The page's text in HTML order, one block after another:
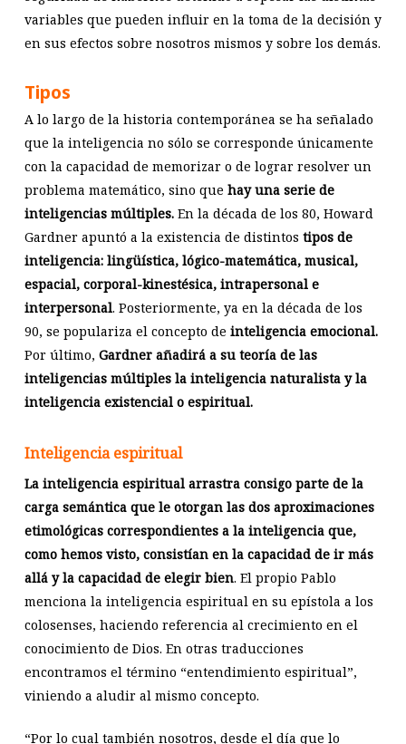
variables que pueden influir en la toma de la decisión y
en sus efectos sobre nosotros mismos y sobre los demás.
Tipos
A lo largo de la historia contemporánea se ha señalado
que la inteligencia no sólo se corresponde únicamente
con la capacidad de memorizar o de lograr resolver un
problema matemático, sino que hay una serie de
inteligencias múltiples.En la década de los 80, Howard
Gardner apuntó a la existencia de distintos tipos de
inteligencia: lingüística, lógico-matemática, musical,
espacial, corporal-kinestésica, intrapersonal e
interpersonal. Posteriormente, ya en la década de los
90, se populariza el concepto de inteligencia emocional.
Por último, Gardner añadirá a su teoría de las
inteligencias múltiples la inteligencia naturalista y la
inteligencia existencial o espiritual.
Inteligencia espiritual
La inteligencia espiritual arrastra consigo parte de la
carga semántica que le otorgan las dos aproximaciones
etimológicas correspondientes a la inteligencia que,
como hemos visto, consistían en la capacidad de ir más
allá y la capacidad de elegir bien. El propio Pablo
menciona la inteligencia espiritual en su epístola a los
colosenses, haciendo referencia al crecimiento en el
conocimiento de Dios. En otras traducciones
encontramos el término “entendimiento espiritual”,
viniendo a aludir al mismo concepto.
“Por lo cual también nosotros, desde el día que lo